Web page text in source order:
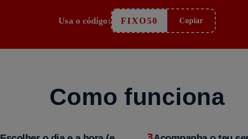
Usa o código: FIXO50 Copiar
Como funciona